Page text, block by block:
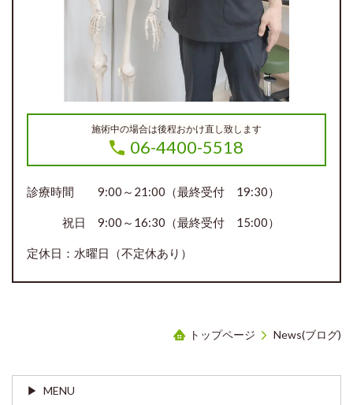
施術中の場合は後程おかけ直し致します
06-4400-5518
診療時間 9:00～21:00（最終受付 19:30）
祝日 9:00～16:30（最終受付 15:00）
定休日：水曜日（不定休あり）
トップページ News(ブログ)
MENU